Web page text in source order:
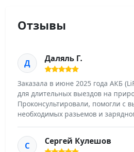
Отзывы
Д Даляль Г.
Заказала в июне 2025 года АКБ
для длительных выездов на
Проконсультировали, помогли с
необходимых разьемов и
С Сергей Кулешов